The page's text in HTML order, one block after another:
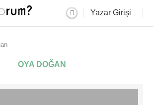
Yazar Girişi
OYA DOĞAN